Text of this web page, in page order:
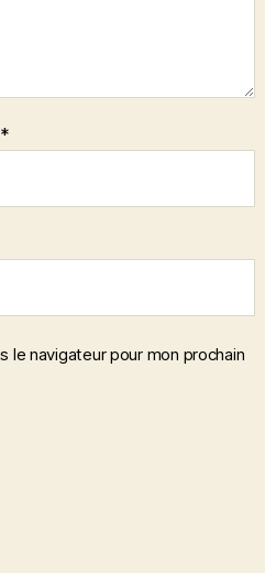
*
le navigateur pour mon prochain